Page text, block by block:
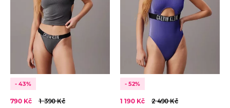
- 43%
790 Kč 1 390 Kč
- 52%
1 190 Kč 2 490 Kč